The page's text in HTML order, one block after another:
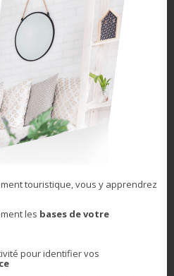
votre performance en
es 6 erreurs habituelles
l'argent.
de les corriger
astuce de pro pour
le livre
touristique, vous y apprendrez
les bases de votre
pouridentifier vos